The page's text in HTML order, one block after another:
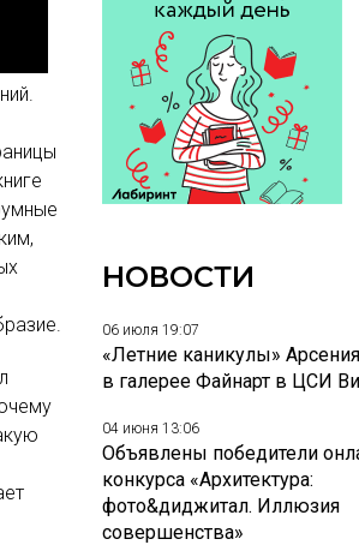
НОВОСТИ
06 июля 19:07
«Летние каникулы»
в галерее Файнарт в ЦСИ
04 июня 13:06
Объявлены победители
конкурса «Архитектура:
фото&диджитал. Иллюзия
совершенства»